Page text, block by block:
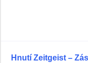
Hnutí Zeitgeist –